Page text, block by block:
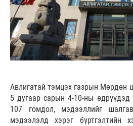
Авлигатай тэмцэх газрын Мөрдөн
5 дугаар сарын 4-10-ны
107 гомдол, мэдээллийг
мэдээлэлд хэрэг бүртгэлтийн